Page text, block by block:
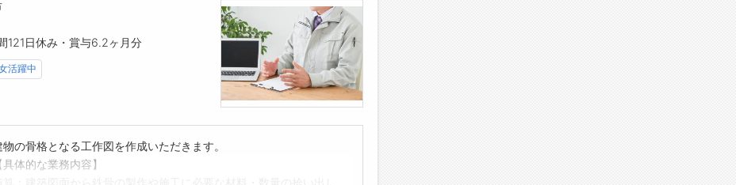
121日休み・賞与6.2ヶ月分
活躍中
物の骨格となる工作図を作成いただきます。
具体的な業務内容】